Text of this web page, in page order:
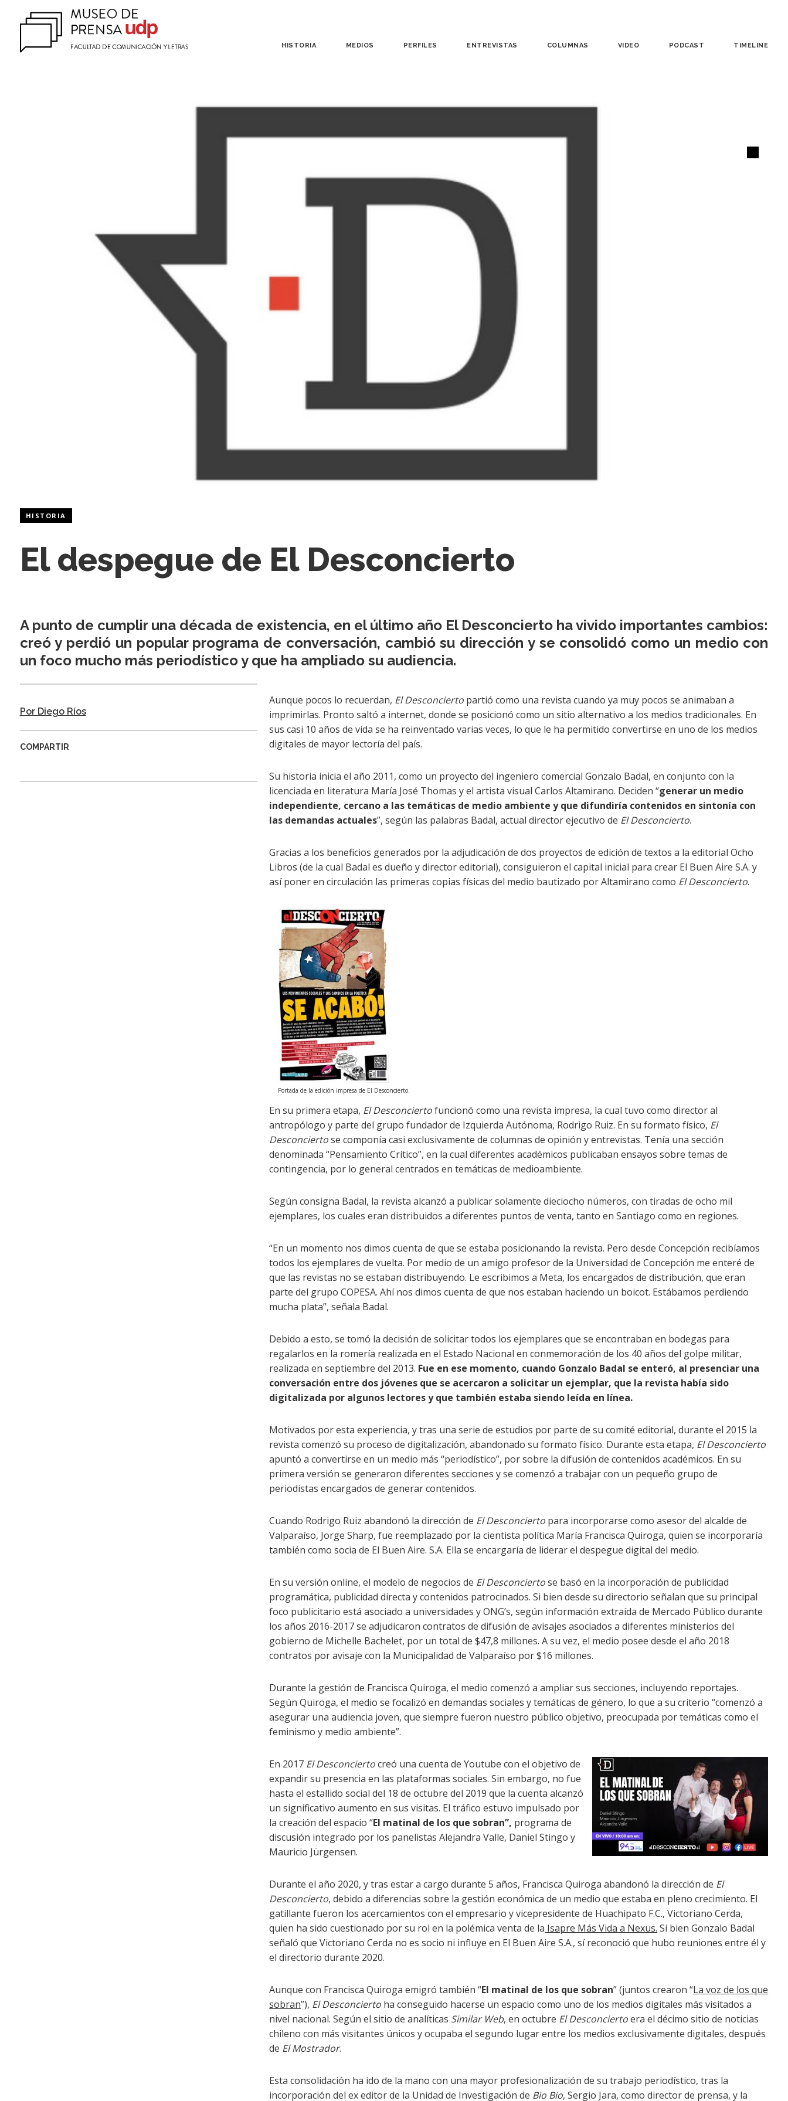
HISTORIA MEDIOS PERFILES ENTREVISTAS COLUMNAS VIDEO PODCAST TIMELINE
HISTORIA
El despegue de El Desconcierto
A punto de cumplir una década de existencia, en el último año El Desconcierto ha vivido importantes cambios:
creó y perdió un popular programa de conversación, cambió su dirección y se consolidó como un medio con
un foco mucho más periodístico y que ha ampliado su audiencia.
Por Diego Ríos
COMPARTIR
Aunque pocos lo recuerdan, El Desconcierto partió como una revista cuando ya muy pocos se animaban a
imprimirlas. Pronto saltó a internet, donde se posicionó como un sitio alternativo a los medios tradicionales. En
sus casi 10 años de vida se ha reinventado varias veces, lo que le ha permitido convertirse en uno de los medios
digitales de mayor lectoría del país.
Su historia inicia el año 2011, como un proyecto del ingeniero comercial Gonzalo Badal, en conjunto con la
licenciada en literatura María José Thomas y el artista visual Carlos Altamirano. Deciden “generar un medio
independiente, cercano a las temáticas de medio ambiente y que difundiría contenidos en sintonía con
las demandas actuales”, según las palabras Badal, actual director ejecutivo de El Desconcierto.
Gracias a los beneficios generados por la adjudicación de dos proyectos de edición de textos a la editorial Ocho
Libros (de la cual Badal es dueño y director editorial), consiguieron el capital inicial para crear El Buen Aire S.A. y
así poner en circulación las primeras copias físicas del medio bautizado por Altamirano como El Desconcierto.
Portada de la edición impresa de El Desconcierto.
En su primera etapa, El Desconciertofuncionó como una revista impresa, la cual tuvo como director al
antropólogo y parte del grupo fundador de Izquierda Autónoma, Rodrigo Ruiz. En su formato físico, El
Desconciertose componía casi exclusivamente de columnas de opinión y entrevistas. Tenía una sección
denominada “Pensamiento Crítico”, en la cual diferentes académicos publicaban ensayos sobre temas de
contingencia, por lo general centrados en temáticas de medioambiente.
Según consigna Badal, la revista alcanzó a publicar solamente dieciocho números, con tiradas de ocho mil
ejemplares, los cuales eran distribuidos a diferentes puntos de venta, tanto en Santiago como en regiones.
“En un momento nos dimos cuenta de que se estaba posicionando la revista. Pero desde Concepción recibíamos
todos los ejemplares de vuelta. Por medio de un amigo profesor de la Universidad de Concepción me enteré de
que las revistas no se estaban distribuyendo. Le escribimos a Meta, los encargados de distribución, que eran
parte del grupo COPESA. Ahí nos dimos cuenta de que nos estaban haciendo un boicot. Estábamos perdiendo
mucha plata”, señala Badal.
Debido a esto, se tomó la decisión de solicitar todos los ejemplares que se encontraban en bodegas para
regalarlos en la romería realizada en el Estado Nacional en conmemoración de los 40 años del golpe militar,
realizada en septiembre del 2013. Fue en ese momento, cuando Gonzalo Badal se enteró, al presenciar una
conversación entre dos jóvenes que se acercaron a solicitar un ejemplar, que la revista había sido
digitalizada por algunos lectores y que también estaba siendo leída en línea.
Motivados por esta experiencia, y tras una serie de estudios por parte de su comité editorial, durante el 2015 la
revista comenzó su proceso de digitalización, abandonado su formato físico. Durante esta etapa, El Desconcierto
apuntó a convertirse en un medio más “periodístico”, por sobre la difusión de contenidos académicos. En su
primera versión se generaron diferentes secciones y se comenzó a trabajar con un pequeño grupo de
periodistas encargados de generar contenidos.
Cuando Rodrigo Ruiz abandonó la dirección de El Desconcierto para incorporarse como asesor del alcalde de
Valparaíso, Jorge Sharp, fue reemplazado por la cientista política María Francisca Quiroga, quien se incorporaría
también como socia de El Buen Aire. S.A. Ella se encargaría de liderar el despegue digital del medio.
En su versión online, el modelo de negocios de El Desconciertose basó en la incorporación de publicidad
programática, publicidad directa y contenidos patrocinados. Si bien desde su directorio señalan que su principal
foco publicitario está asociado a universidades y ONG’s, según información extraída de Mercado Público durante
los años 2016-2017 se adjudicaron contratos de difusión de avisajes asociados a diferentes ministerios del
gobierno de Michelle Bachelet, por un total de $47,8 millones. A su vez, el medio posee desde el año 2018
contratos por avisaje con la Municipalidad de Valparaíso por $16 millones.
Durante la gestión de Francisca Quiroga, el medio comenzó a ampliar sus secciones, incluyendo reportajes.
Según Quiroga, el medio se focalizó en demandas sociales y temáticas de género, lo que a su criterio “comenzó a
asegurar una audiencia joven, que siempre fueron nuestro público objetivo, preocupada por temáticas como el
feminismo y medio ambiente”.
En 2017 El Desconciertocreó una cuenta de Youtube con el objetivo de
expandir su presencia en las plataformas sociales. Sin embargo, no fue
hasta el estallido social del 18 de octubre del 2019 que la cuenta alcanzó
un significativo aumento en sus visitas. El tráfico estuvo impulsado por
la creación del espacio “El matinal de los que sobran”, programa de
discusión integrado por los panelistas Alejandra Valle, Daniel Stingo y
Mauricio Jürgensen.
Durante el año 2020, y tras estar a cargo durante 5 años, Francisca Quiroga abandonó la dirección de El
Desconcierto, debido a diferencias sobre la gestión económica de un medio que estaba en pleno crecimiento. El
gatillante fueron los acercamientos con el empresario y vicepresidente de Huachipato F.C., Victoriano Cerda,
quien ha sido cuestionado por su rol en la polémica venta de la Isapre Más Vida a Nexus. Si bien Gonzalo Badal
señaló que Victoriano Cerda no es socio ni influye en El Buen Aire S.A., sí reconoció que hubo reuniones entre él y
el directorio durante 2020.
Aunque con Francisca Quiroga emigró también “El matinal de los que sobran” (juntos crearon “La voz de los que
sobran”), El Desconcierto ha conseguido hacerse un espacio como uno de los medios digitales más visitados a
nivel nacional. Según el sitio de analíticas Similar Web, en octubre El Desconciertoera el décimo sitio de noticias
chileno con más visitantes únicos y ocupaba el segundo lugar entre los medios exclusivamente digitales, después
de El Mostrador.
Esta consolidación ha ido de la mano con una mayor profesionalización de su trabajo periodístico, tras la
incorporación del ex editor de la Unidad de Investigación de Bio Bio, Sergio Jara, como director de prensa, y la